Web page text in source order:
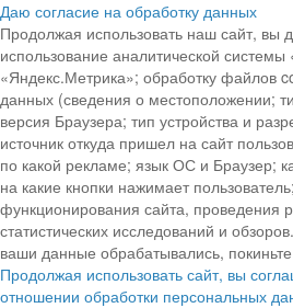
Даю согласие на обработку данных
Продолжая использовать наш сайт, вы
использование аналитической
«Яндекс.Метрика»; обработку файлов
данных (сведения о местоположении;
версия Браузера; тип устройства и
источник откуда пришел на сайт
по какой рекламе; язык ОС и Браузер;
на какие кнопки нажимает
функционирования сайта, проведения
статистических исследований и
ваши данные обрабатывались,
Продолжая использовать сайт, вы
отношении обработки персональных